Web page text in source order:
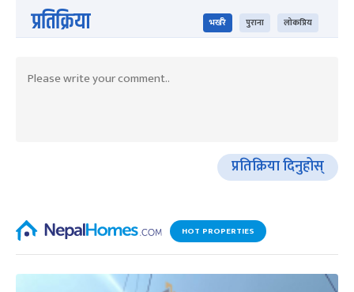
प्रतिक्रिया भर्खरै पुराना लोकप्रिय
प्रतिक्रिया दिनुहोस्
HOT PROPERTIES